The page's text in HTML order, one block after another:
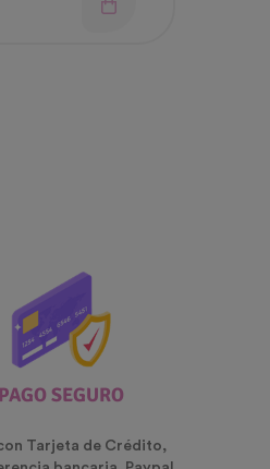
PAGO SEGURO
Tarjeta de Crédito,